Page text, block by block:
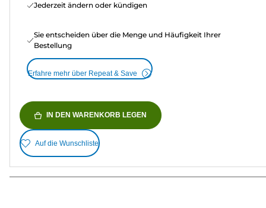
Jederzeit ändern oder kündigen
Sie entscheiden über die Menge und Häufigkeit Ihrer
Bestellung
Erfahre mehr über Repeat & Save
IN DEN WARENKORB LEGEN
Auf die Wunschliste